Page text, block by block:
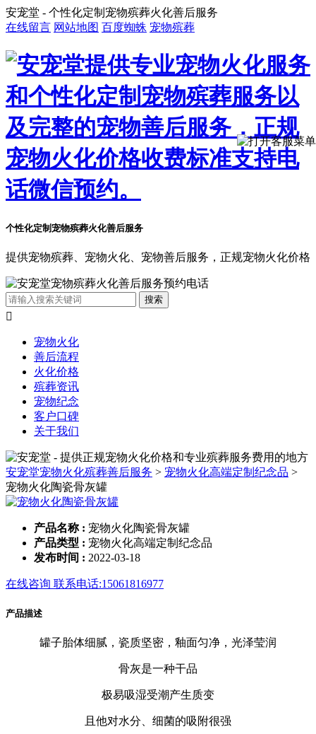
安宠堂 - 个性化定制宠物殡葬火化善后服务
在线留言 网站地图 百度蜘蛛 宠物殡葬
个性化定制宠物殡葬火化善后服务
提供宠物殡葬、宠物火化、宠物善后服务，正规宠物火化价格

宠物火化
善后流程
火化价格
殡葬资讯
宠物纪念
客户口碑
关于我们
安宠堂宠物火化殡葬善后服务 > 宠物火化高端定制纪念品 >
宠物火化陶瓷骨灰罐
产品名称 : 宠物火化陶瓷骨灰罐
产品类型 : 宠物火化高端定制纪念品
发布时间 : 2022-03-18
在线咨询 联系电话:15061816977
产品描述
罐子胎体细腻，瓷质坚密，釉面匀净，光泽莹润
骨灰是一种干品
极易吸湿受潮产生质变
且他对水分、细菌的吸附很强